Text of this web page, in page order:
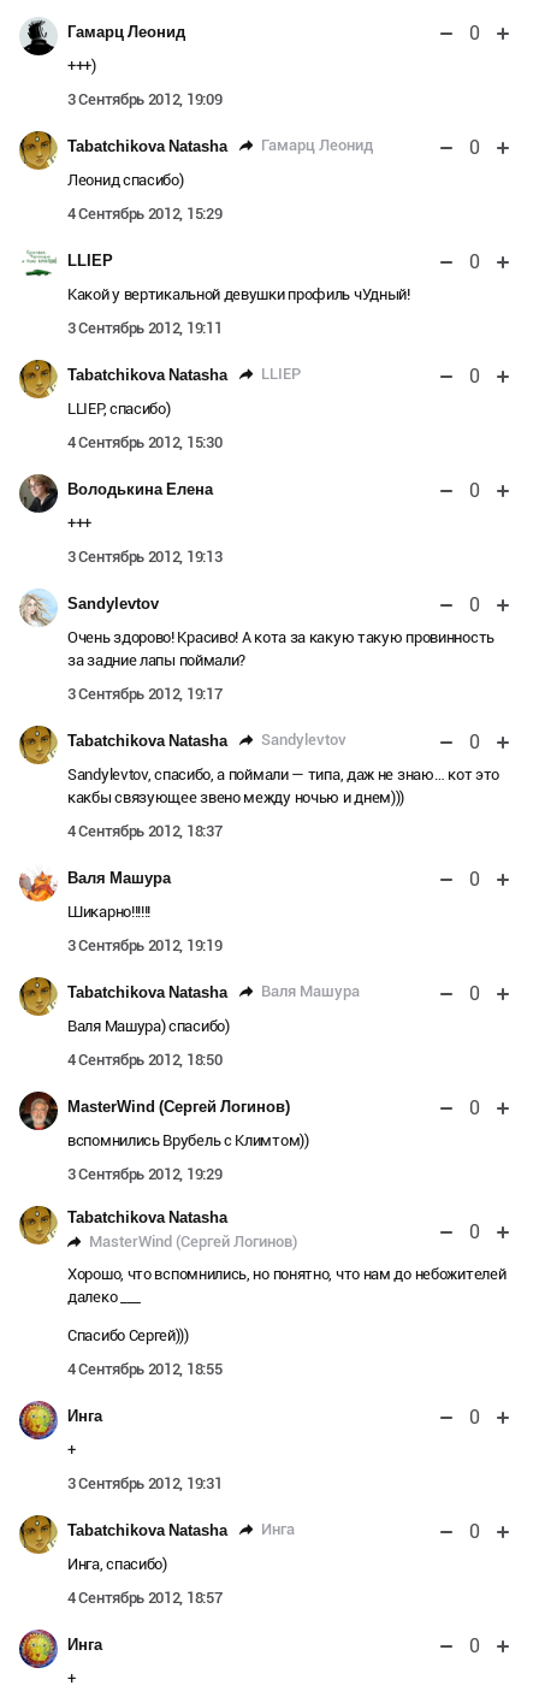
Гамарц Леонид 0
+++)
3 Сентябрь 2012, 19:09
Tabatchikova Natasha Гамарц Леонид 0
Леонид спасибо)
4 Сентябрь 2012, 15:29
LLIEP 0
Какой у вертикальной девушки профиль чУдный!
3 Сентябрь 2012, 19:11
Tabatchikova Natasha LLIEP 0
LLIEP, спасибо)
4 Сентябрь 2012, 15:30
Володькина Елена 0
+++
3 Сентябрь 2012, 19:13
Sandylevtov 0
Очень здорово! Красиво! А кота за какую такую провинность
за задние лапы поймали?
3 Сентябрь 2012, 19:17
Tabatchikova Natasha Sandylevtov 0
Sandylevtov, спасибо, а поймали — типа, даж не знаю… кот это
какбы связующее звено между ночью и днем)))
4 Сентябрь 2012, 18:37
Валя Машура 0
Шикарно!!!!!!
3 Сентябрь 2012, 19:19
Tabatchikova Natasha Валя Машура 0
Валя Машура) спасибо)
4 Сентябрь 2012, 18:50
MasterWind (Сергей Логинов) 0
вспомнились Врубель с Климтом))
3 Сентябрь 2012, 19:29
Tabatchikova Natasha
MasterWind (Сергей Логинов)
0
Хорошо, что вспомнились, но понятно, что нам до небожителей
далеко ___
Спасибо Сергей)))
4 Сентябрь 2012, 18:55
Инга 0
+
3 Сентябрь 2012, 19:31
Tabatchikova Natasha Инга 0
Инга, спасибо)
4 Сентябрь 2012, 18:57
Инга 0
+